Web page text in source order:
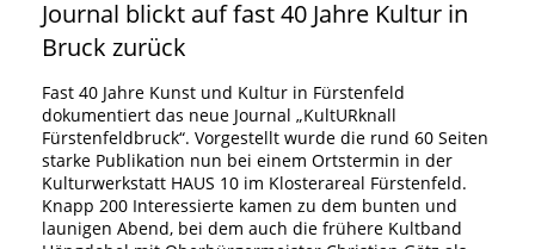
Journal blickt auf fast 40 Jahre Kultur in
Bruck zurück
Fast 40 Jahre Kunst und Kultur in Fürstenfeld
dokumentiert das neue Journal „KultURknall
Fürstenfeldbruck“. Vorgestellt wurde die rund 60 Seiten
starke Publikation nun bei einem Ortstermin in der
Kulturwerkstatt HAUS 10 im Klosterareal Fürstenfeld.
Knapp 200 Interessierte kamen zu dem bunten und
launigen Abend, bei dem auch die frühere Kultband